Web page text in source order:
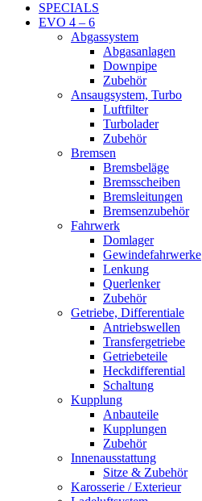
SPECIALS
EVO 4 – 6
Abgassystem
Abgasanlagen
Downpipe
Zubehör
Ansaugsystem, Turbo
Luftfilter
Turbolader
Zubehör
Bremsen
Bremsbeläge
Bremsscheiben
Bremsleitungen
Bremsenzubehör
Fahrwerk
Domlager
Gewindefahrwerke
Lenkung
Querlenker
Zubehör
Getriebe, Differentiale
Antriebswellen
Transfergetriebe
Getriebeteile
Heckdifferential
Schaltung
Kupplung
Anbauteile
Kupplungen
Zubehör
Innenausstattung
Sitze & Zubehör
Karosserie / Exterieur